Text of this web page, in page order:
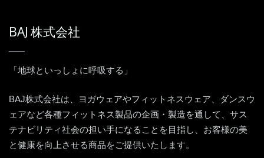
BAJ 株式会社
「地球といっしょに呼吸する」
BAJ株式会社は、ヨガウェアやフィットネスウェア、ダンスウ
ェアなど各種フィットネス製品の企画・製造を通して、サス
テナビリティ社会の担い手になることを目指し、お客様の美
と健康を向上させる商品をご提供いたします。